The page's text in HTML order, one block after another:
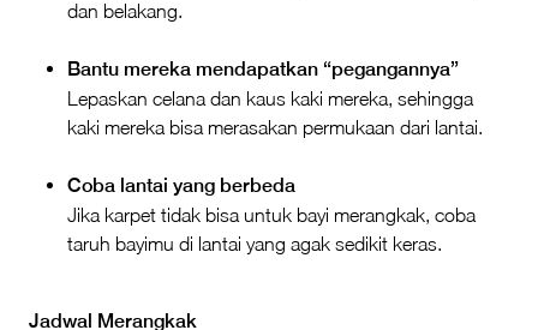
dan belakang.
Bantu mereka mendapatkan “pegangannya”
Lepaskan celana dan kaus kaki mereka, sehingga
kaki mereka bisa merasakan permukaan dari lantai.
Coba lantai yang berbeda
Jika karpet tidak bisa untuk bayi merangkak, coba
taruh bayimu di lantai yang agak sedikit keras.
Jadwal Merangkak